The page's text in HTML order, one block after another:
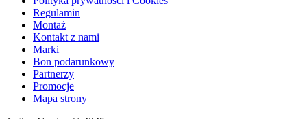
Regulamin
Montaż
Kontakt z nami
Marki
Bon podarunkowy
Partnerzy
Promocje
Mapa strony